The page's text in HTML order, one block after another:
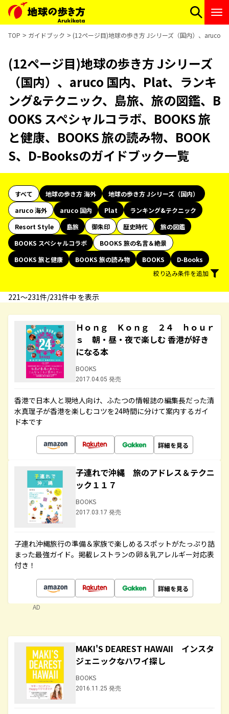
TOP ガイドブック (12ページ目)地球の歩き方 Jシリーズ（国内）、aruco
(12ページ目)地球の歩き方 Jシリーズ
（国内）、aruco 国内、Plat、ランキ
ング&テクニック、島旅、旅の図鑑、B
OOKS スペシャルコラボ、BOOKS 旅
と健康、BOOKS 旅の読み物、BOOK
S、D-Booksのガイドブック一覧
すべて 地球の歩き方 海外
地球の歩き方 Jシリーズ（国内）
aruco 海外
aruco 国内 Plat
ランキング&テクニック
Resort Style
島旅 御朱印 歴史時代
旅の図鑑
BOOKS スペシャルコラボ
BOOKS 旅の名言＆絶景
BOOKS 旅と健康
BOOKS 旅の読み物 BOOKS
D-Books
絞り込み条件を追加
221〜231件/231件中 を表示
Ｈｏｎｇ Ｋｏｎｇ ２４ ｈｏｕｒ
ｓ 朝・昼・夜で楽しむ 香港が好き
になる本
BOOKS
2017.04.05 発売
香港で日本人と現地人向け、ふたつの情報誌の編集長だった清
水真理子が香港を楽しむコツを24時間に分けて案内するガイ
ド本です
詳細を見る
子連れで沖縄 旅のアドレス＆テクニ
ック１１７
BOOKS
2017.03.17 発売
子連れ沖縄旅行の準備＆家族で楽しめるスポットがたっぷり詰
まった最強ガイド。掲載レストランの卵＆乳アレルギー対応表
付き！
詳細を見る
AD
MAKI'S DEAREST HAWAII インスタ
ジェニックなハワイ探し
BOOKS
2016.11.25 発売